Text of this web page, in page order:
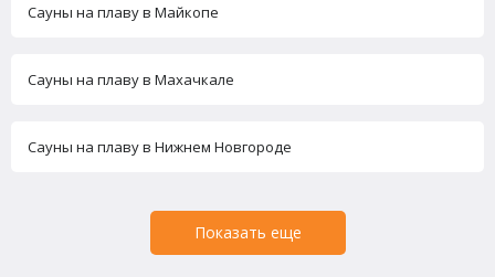
Сауны на плаву в Майкопе
Сауны на плаву в Махачкале
Сауны на плаву в Нижнем Новгороде
Показать еще